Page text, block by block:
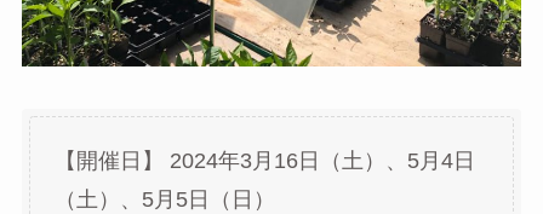
【開催日】 2024年3月16日（土）、5月4日
（土）、5月5日（日）